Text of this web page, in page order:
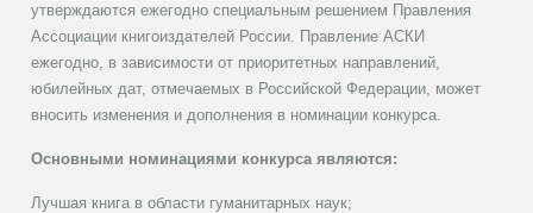
утверждаются ежегодно специальным решением Правления
Ассоциации книгоиздателей России. Правление АСКИ
ежегодно, в зависимости от приоритетных направлений,
юбилейных дат, отмечаемых в Российской Федерации, может
вносить изменения и дополнения в номинации конкурса.
Основными номинациями конкурса являются:
Лучшая книга в области гуманитарных наук;